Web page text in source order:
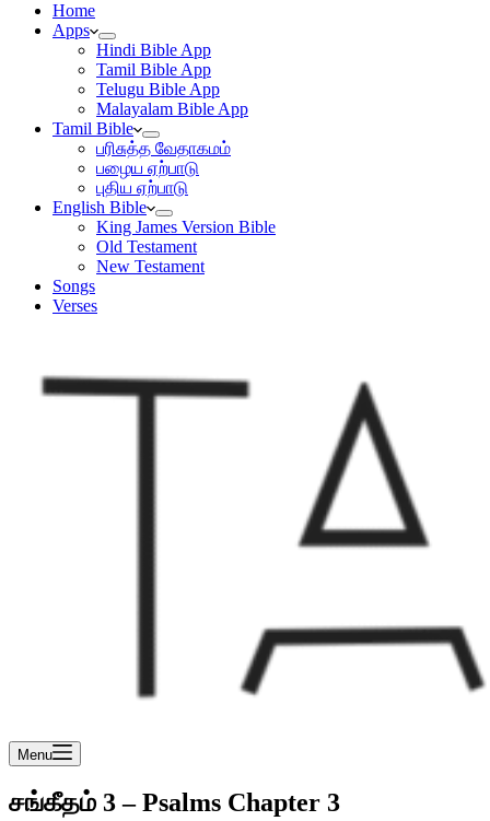
Home
Apps
Hindi Bible App
Tamil Bible App
Telugu Bible App
Malayalam Bible App
Tamil Bible
பரிசுத்த வேதாகமம்
பழைய ஏற்பாடு
புதிய ஏற்பாடு
English Bible
King James Version Bible
Old Testament
New Testament
Songs
Verses
Menu
சங்கீதம் 3 – Psalms Chapter 3